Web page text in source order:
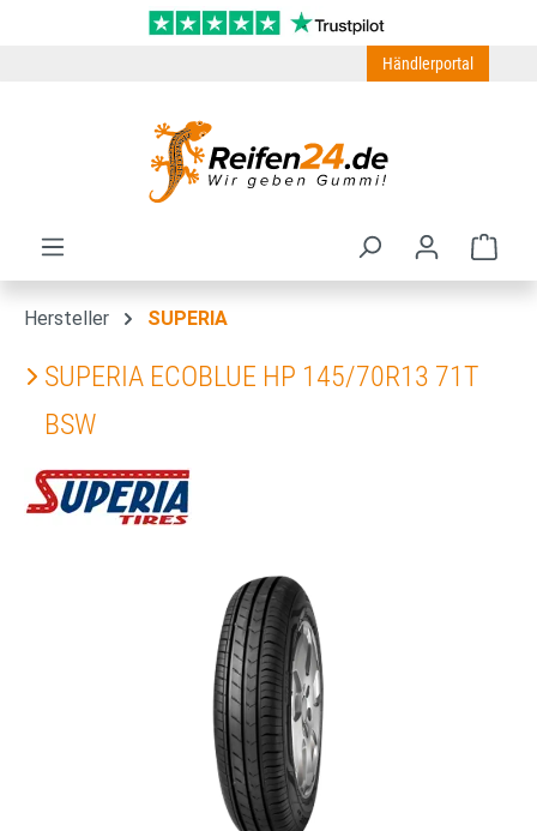
Zum Hauptinhalt springen
Händlerportal
Hersteller SUPERIA
SUPERIA ECOBLUE HP 145/70R13 71T
BSW